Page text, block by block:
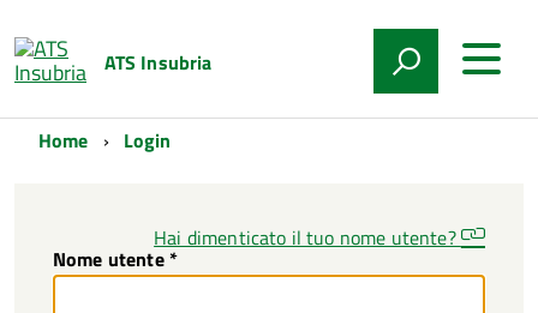
ATS Insubria
Home Login
Hai dimenticato il tuo nome utente?
Nome utente*